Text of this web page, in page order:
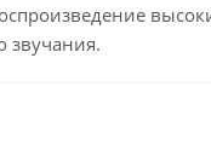
звучания.